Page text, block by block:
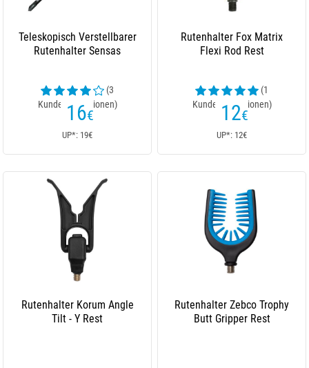
Teleskopisch Verstellbarer
Rutenhalter Sensas
(3
Kundenrezensionen)
16€
UP*: 19€
Rutenhalter Fox Matrix
Flexi Rod Rest
(1
Kundenrezensionen)
12€
UP*: 12€
Rutenhalter Korum Angle
Tilt - Y Rest
Rutenhalter Zebco Trophy
Butt Gripper Rest